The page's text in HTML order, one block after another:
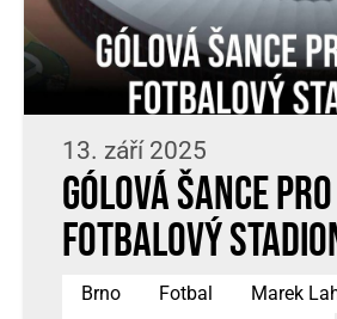
13. září 2025
Gólová šance
fotbalový
Brno Fotbal
Marek